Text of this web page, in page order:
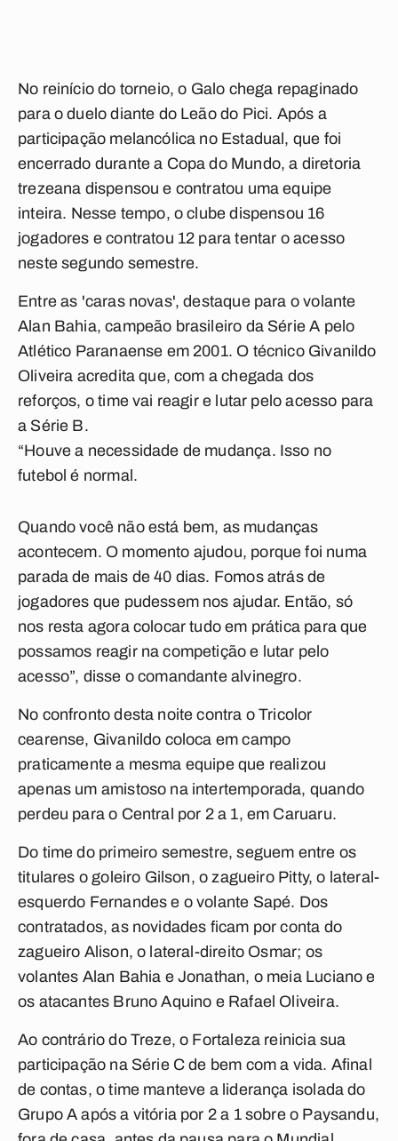
No reinício do torneio, o Galo chega repaginado
para o duelo diante do Leão do Pici. Após a
participação melancólica no Estadual, que foi
encerrado durante a Copa do Mundo, a diretoria
trezeana dispensou e contratou uma equipe
inteira. Nesse tempo, o clube dispensou 16
jogadores e contratou 12 para tentar o acesso
neste segundo semestre.
Entre as 'caras novas', destaque para o volante
Alan Bahia, campeão brasileiro da Série A pelo
Atlético Paranaense em 2001. O técnico Givanildo
Oliveira acredita que, com a chegada dos
reforços, o time vai reagir e lutar pelo acesso para
a Série B.
“Houve a necessidade de mudança. Isso no
futebol é normal.
Quando você não está bem, as mudanças
acontecem. O momento ajudou, porque foi numa
parada de mais de 40 dias. Fomos atrás de
jogadores que pudessem nos ajudar. Então, só
nos resta agora colocar tudo em prática para que
possamos reagir na competição e lutar pelo
acesso”, disse o comandante alvinegro.
No confronto desta noite contra o Tricolor
cearense, Givanildo coloca em campo
praticamente a mesma equipe que realizou
apenas um amistoso na intertemporada, quando
perdeu para o Central por 2 a 1, em Caruaru.
Do time do primeiro semestre, seguem entre os
titulares o goleiro Gilson, o zagueiro Pitty, o lateral-
esquerdo Fernandes e o volante Sapé. Dos
contratados, as novidades ficam por conta do
zagueiro Alison, o lateral-direito Osmar; os
volantes Alan Bahia e Jonathan, o meia Luciano e
os atacantes Bruno Aquino e Rafael Oliveira.
Ao contrário do Treze, o Fortaleza reinicia sua
participação na Série C de bem com a vida. Afinal
de contas, o time manteve a liderança isolada do
Grupo A após a vitória por 2 a 1 sobre o Paysandu,